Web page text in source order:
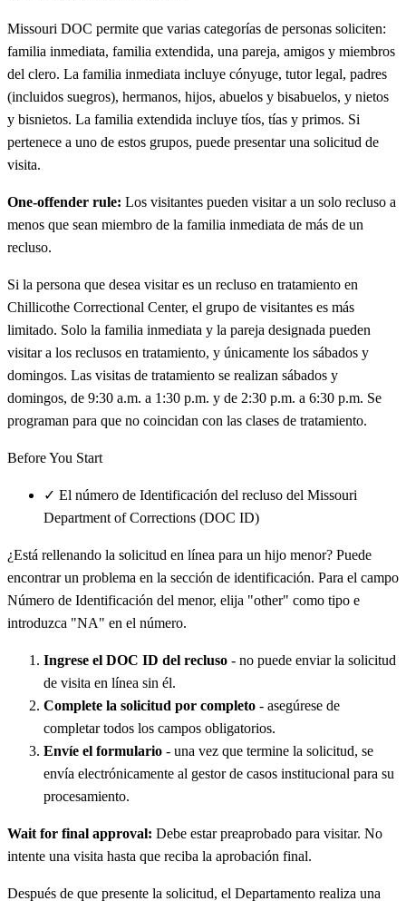
Missouri DOC permite que varias categorías de personas soliciten:
familia inmediata, familia extendida, una pareja, amigos y miembros
del clero. La familia inmediata incluye cónyuge, tutor legal, padres
(incluidos suegros), hermanos, hijos, abuelos y bisabuelos, y nietos
y bisnietos. La familia extendida incluye tíos, tías y primos. Si
pertenece a uno de estos grupos, puede presentar una solicitud de
visita.
One-offender rule: Los visitantes pueden visitar a un solo recluso a
menos que sean miembro de la familia inmediata de más de un
recluso.
Si la persona que desea visitar es un recluso en tratamiento en
Chillicothe Correctional Center, el grupo de visitantes es más
limitado. Solo la familia inmediata y la pareja designada pueden
visitar a los reclusos en tratamiento, y únicamente los sábados y
domingos. Las visitas de tratamiento se realizan sábados y
domingos, de 9:30 a.m. a 1:30 p.m. y de 2:30 p.m. a 6:30 p.m. Se
programan para que no coincidan con las clases de tratamiento.
Before You Start
✓ El número de Identificación del recluso del Missouri
Department of Corrections (DOC ID)
¿Está rellenando la solicitud en línea para un hijo menor? Puede
encontrar un problema en la sección de identificación. Para el campo
Número de Identificación del menor, elija "other" como tipo e
introduzca "NA" en el número.
Ingrese el DOC ID del recluso - no puede enviar la solicitud
de visita en línea sin él.
Complete la solicitud por completo - asegúrese de
completar todos los campos obligatorios.
Envíe el formulario - una vez que termine la solicitud, se
envía electrónicamente al gestor de casos institucional para su
procesamiento.
Wait for final approval: Debe estar preaprobado para visitar. No
intente una visita hasta que reciba la aprobación final.
Después de que presente la solicitud, el Departamento realiza una